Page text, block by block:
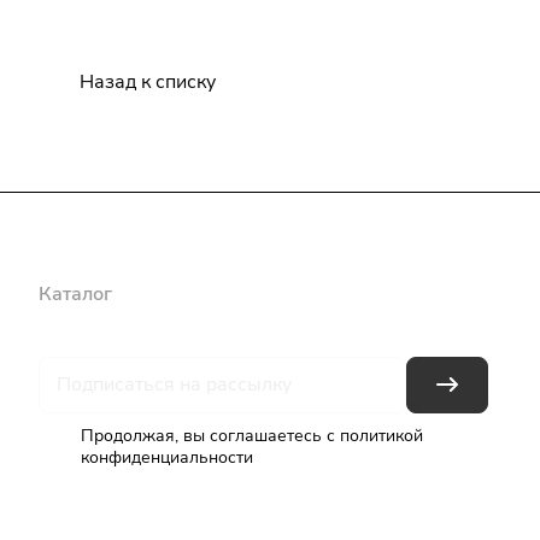
Назад к списку
Каталог
Продолжая, вы соглашаетесь с политикой
конфиденциальности